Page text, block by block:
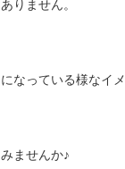
りません。
なっている様なイ
ませんか♪